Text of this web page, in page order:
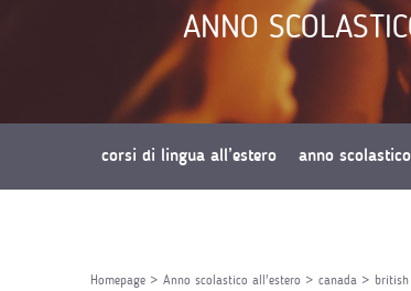
ANNO
corsi di lingua all’estero anno
Homepage > Anno scolastico all'estero > canada >